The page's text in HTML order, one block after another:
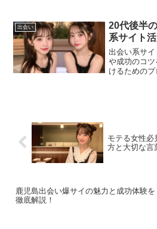
出会い
20代後半
系サイト
出会い系サ
や成功のコ
けるための
モテる女性必
方と大切な言
鹿児島出会い爆サイの魅力と成功体験を
徹底解説！